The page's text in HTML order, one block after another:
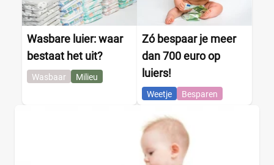
Wasbare luier: waar
bestaat het uit?
Wasbaar Milieu
Zó bespaar je meer
dan 700 euro op
luiers!
Weetje Besparen